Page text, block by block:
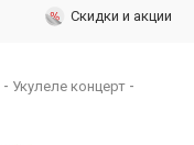
Скидки и акции
Укулеле концерт